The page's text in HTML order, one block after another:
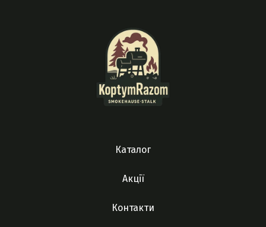
Каталог
Акції
Контакти